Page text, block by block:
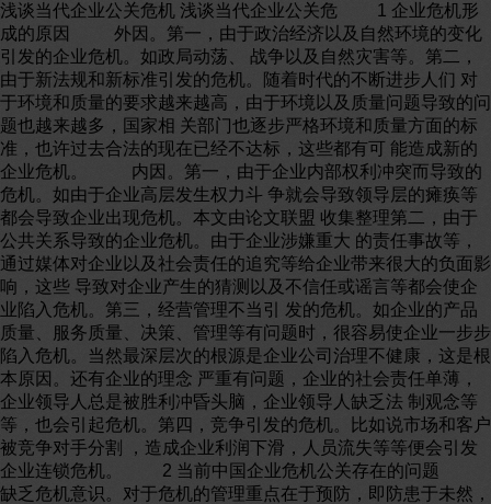
浅谈当代企业公关危机 浅谈当代企业公关危 1 企业危机形
成的原因 外因。第一，由于政治经济以及自然环境的变化
引发的企业危机。如政局动荡、 战争以及自然灾害等。第二，
由于新法规和新标准引发的危机。随着时代的不断进步人们 对
于环境和质量的要求越来越高，由于环境以及质量问题导致的问
题也越来越多，国家相 关部门也逐步严格环境和质量方面的标
准，也许过去合法的现在已经不达标，这些都有可 能造成新的
企业危机。 内因。第一，由于企业内部权利冲突而导致的
危机。如由于企业高层发生权力斗 争就会导致领导层的瘫痪等
都会导致企业出现危机。本文由论文联盟 收集整理第二，由于
公共关系导致的企业危机。由于企业涉嫌重大 的责任事故等，
通过媒体对企业以及社会责任的追究等给企业带来很大的负面影
响，这些 导致对企业产生的猜测以及不信任或谣言等都会使企
业陷入危机。第三，经营管理不当引 发的危机。如企业的产品
质量、服务质量、决策、管理等有问题时，很容易使企业一步步
陷入危机。当然最深层次的根源是企业公司治理不健康，这是根
本原因。还有企业的理念 严重有问题，企业的社会责任单薄，
企业领导人总是被胜利冲昏头脑，企业领导人缺乏法 制观念等
等，也会引起危机。第四，竞争引发的危机。比如说市场和客户
被竞争对手分割 ，造成企业利润下滑，人员流失等等便会引发
企业连锁危机。 2 当前中国企业危机公关存在的问题
缺乏危机意识。对于危机的管理重点在于预防，即防患于未然，